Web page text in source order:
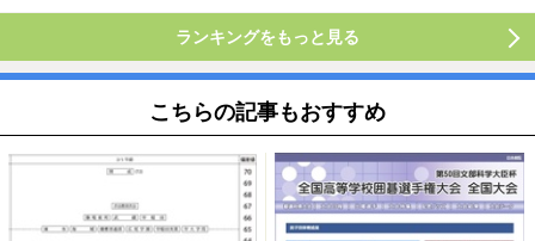
ランキングをもっと見る
こちらの記事もおすすめ